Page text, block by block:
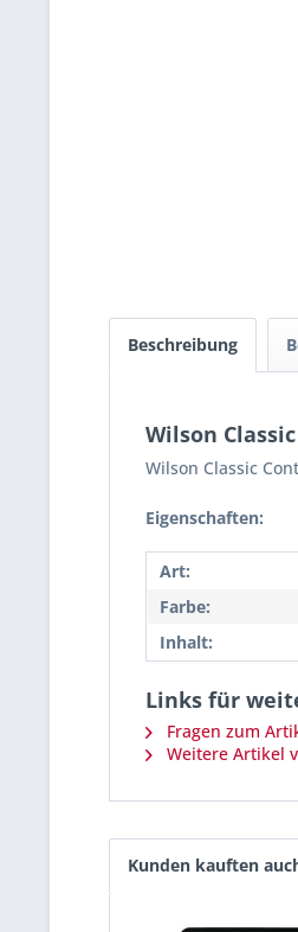
Beschreibung
Wilson
Wilson Classic
Eigenschaften:
Art:
Farbe:
Inhalt:
Links für
Fragen zum
Weitere Artikel
Kunden kauften